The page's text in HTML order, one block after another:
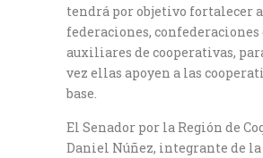
tendrá por objetivo fortalecer
federaciones,
auxiliares de cooperativas,
vez ellas apoyen a las
base.
El Senador por la Región de
Daniel Núñez, integrante de